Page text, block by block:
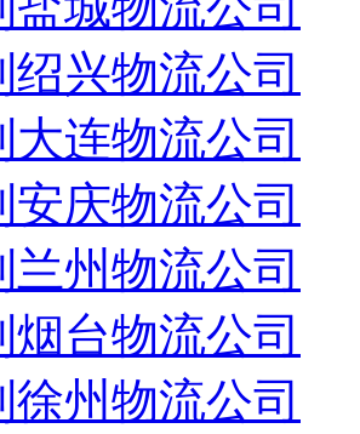
绍兴物流公司
大连物流公司
安庆物流公司
兰州物流公司
烟台物流公司
徐州物流公司